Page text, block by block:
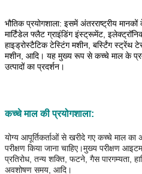
भौतिक प्रयोगशाला: इसमें अंतरराष्ट्रीय
मार्टिंडेल फ्लैट ग्राइंडिंग इंस्ट्रूमेंट,
हाइड्रोस्टैटिक टेस्टिंग मशीन, बर्स्टिंग स्ट्रेंथ
मशीन, आदि। यह मुख्य रूप से कच्चे माल के
उत्पादों का प्रदर्शन।
कच्चे माल की प्रयोगशाला:
योग्य आपूर्तिकर्ताओं से खरीदे गए कच्चे माल
परीक्षण किया जाना चाहिए।मुख्य परीक्षण
प्रतिरोध, तन्य शक्ति, फटने, गैस पारगम्यता,
अवशोषण समय, आदि।